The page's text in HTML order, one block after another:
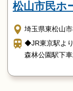
松山市民ホ
埼玉県東松山
◆JR東京駅よ
森林公園駅下